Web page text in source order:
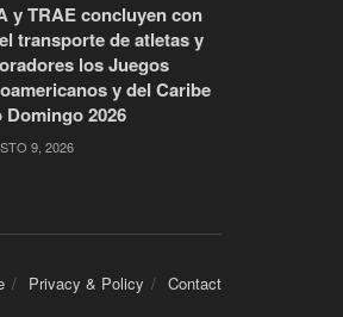
y TRAE concluyen con
transporte de atletas y
los Juegos
y del Caribe
Domingo 2026
9, 2026
Privacy & Policy Contact